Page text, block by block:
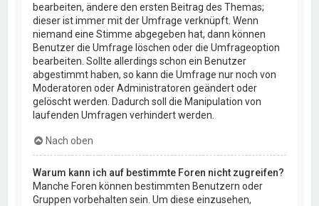
bearbeiten, ändere den ersten Beitrag des Themas;
dieser ist immer mit der Umfrage verknüpft. Wenn
niemand eine Stimme abgegeben hat, dann können
Benutzer die Umfrage löschen oder die Umfrageoption
bearbeiten. Sollte allerdings schon ein Benutzer
abgestimmt haben, so kann die Umfrage nur noch von
Moderatoren oder Administratoren geändert oder
gelöscht werden. Dadurch soll die Manipulation von
laufenden Umfragen verhindert werden.
Nach oben
Warum kann ich auf bestimmte Foren nicht zugreifen?
Manche Foren können bestimmten Benutzern oder
Gruppen vorbehalten sein. Um diese einzusehen,